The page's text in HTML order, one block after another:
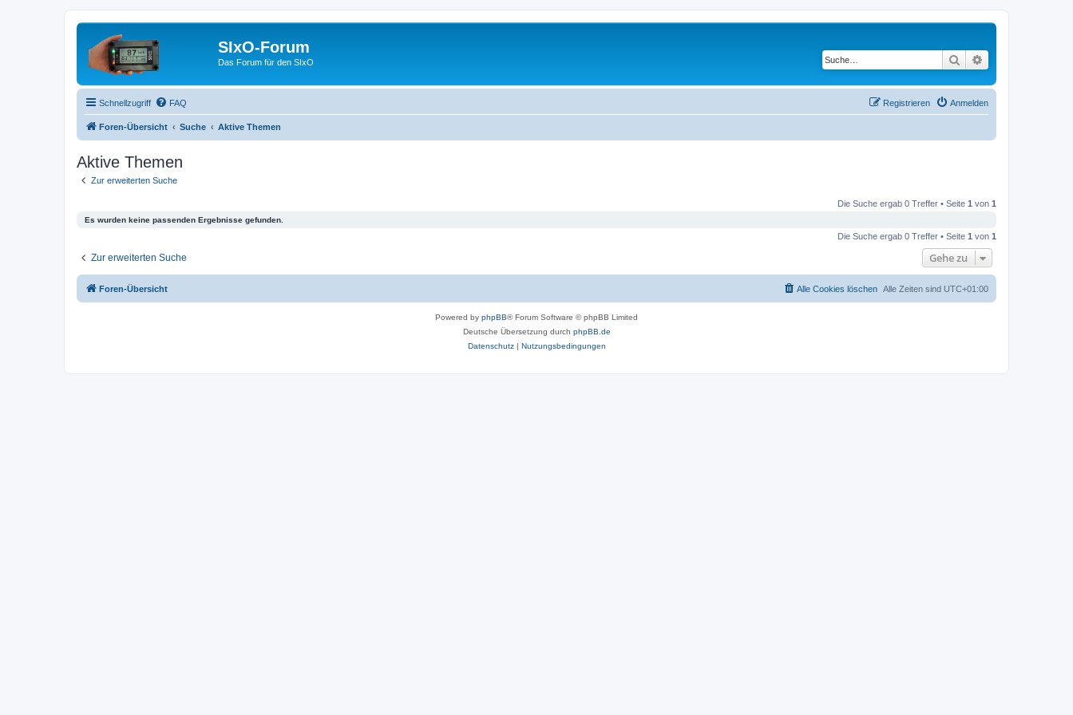
SIxO-Forum
Das Forum für den SIxO Suche
Schnellzugriff FAQ Anmelden
Registrieren
Foren-Übersicht Suche Aktive Themen
Aktive Themen
Zur erweiterten Suche
Die Suche ergab 0 Treffer • Seite 1 von 1
Es wurden keine passenden Ergebnisse gefunden.
Die Suche ergab 0 Treffer • Seite 1 von 1
Zur erweiterten Suche Gehe zu
Foren-Übersicht Alle Zeiten sind UTC+01:00
Alle Cookies löschen
Powered by phpBB® Forum Software © phpBB Limited
Deutsche Übersetzung durch phpBB.de
Datenschutz| Nutzungsbedingungen